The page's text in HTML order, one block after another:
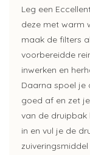
Leg een
deze met warm
maak de filters
voorbereidde
inwerken en
Daarna spoel je
goed af en zet
van de druipbak
in en vul je de